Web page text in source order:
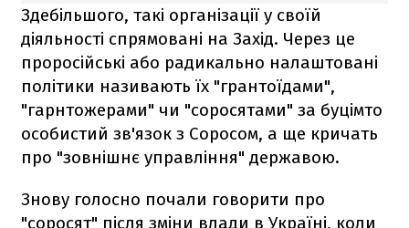
Здебільшого, такі організації у своїй
діяльності спрямовані на Захід. Через це
проросійські або радикально налаштовані
політики називають їх "грантоїдами",
"гарнтожерами" чи "соросятами" за буцімто
особистий зв'язок з Соросом, а ще кричать
про "зовнішнє управління" державою.
Знову голосно почали говорити про
"соросят" після зміни влади в Україні, коли